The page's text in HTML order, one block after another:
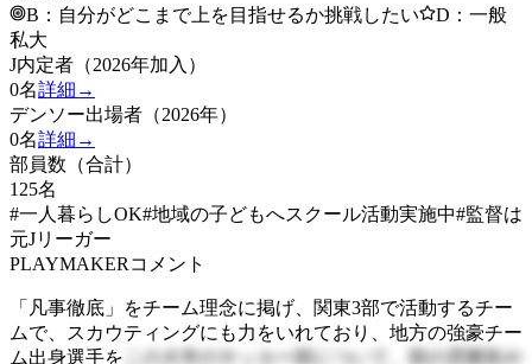
B：自分がどこまで上を目指せるか挑戦したい
D：一般
私大
J内定者（2026年加入）
0名詳細→
デンソー出場者（2026年）
0名詳細→
部員数（合計）
125名
#一人暮らしOK#地域の子どもへスクール活動実施中#監督は
元Jリーガー
PLAYMAKERコメント
「凡事徹底」をチーム理念に掲げ、関東3部で活動するチー
ムで、スカウティングにも力をいれており、地方の強豪チー
ム出身選手を この大学のサッカー部について、部の雰囲気や